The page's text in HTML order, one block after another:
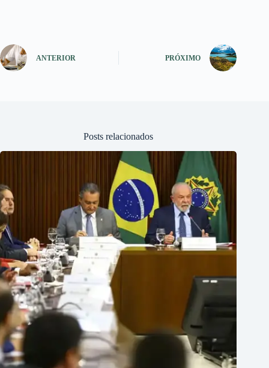
ANTERIOR PRÓXIMO
Posts relacionados